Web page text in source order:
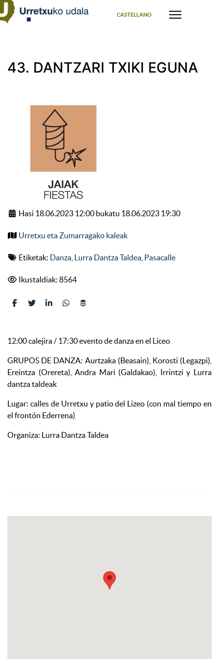
CASTELLANO
43. DANTZARI TXIKI EGUNA
Hasi 18.06.2023 12:00 bukatu 18.06.2023 19:30
Urretxu eta Zumarragako kaleak
Etiketak: Danza Lurra Dantza Taldea Pasacalle
Ikustaldiak: 8564
12:00 calejira / 17:30 evento de danza en el Liceo
GRUPOS DE DANZA: Aurtzaka (Beasain), Korosti (Legazpi),
Ereintza (Orereta), Andra Mari (Galdakao), Irrintzi y Lurra
dantza taldeak
Lugar: calles de Urretxu y patio del Lizeo (con mal tiempo en
el frontón Ederrena)
Organiza: Lurra Dantza Taldea